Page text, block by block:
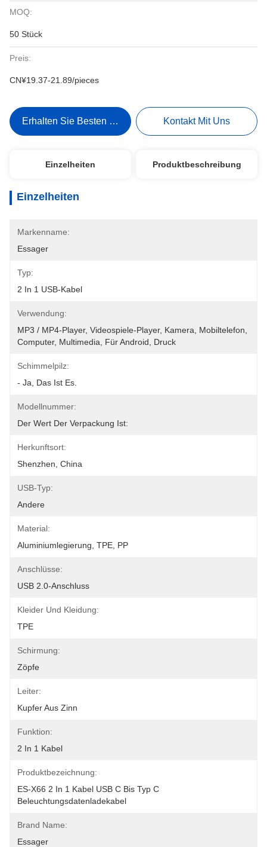
MOQ:
50 Stück
Preis:
CN¥19.37-21.89/pieces
Erhalten Sie Besten Preis Kontakt Mit Uns
Einzelheiten Produktbeschreibung
Einzelheiten
Markenname:
Essager
Typ:
2 In 1 USB-Kabel
Verwendung:
MP3 / MP4-Player, Videospiele-Player, Kamera, Mobiltelefon,
Computer, Multimedia, Für Android, Druck
Schimmelpilz:
- Ja, Das Ist Es.
Modellnummer:
Der Wert Der Verpackung Ist:
Herkunftsort:
Shenzhen, China
USB-Typ:
Andere
Material:
Aluminiumlegierung, TPE, PP
Anschlüsse:
USB 2.0-Anschluss
Kleider Und Kleidung:
TPE
Schirmung:
Zöpfe
Leiter:
Kupfer Aus Zinn
Funktion:
2 In 1 Kabel
Produktbezeichnung:
ES-X66 2 In 1 Kabel USB C Bis Typ C
Beleuchtungsdatenladekabel
Brand Name:
Essager